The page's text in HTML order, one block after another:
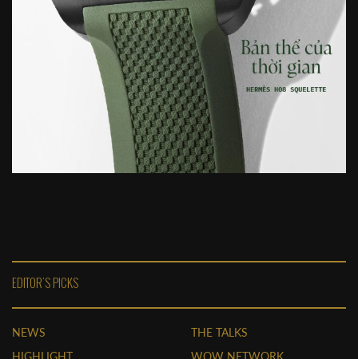
EDITOR'S PICKS
NEWS
HIGHLIGHT
THE TALKS
WOW NETWORK